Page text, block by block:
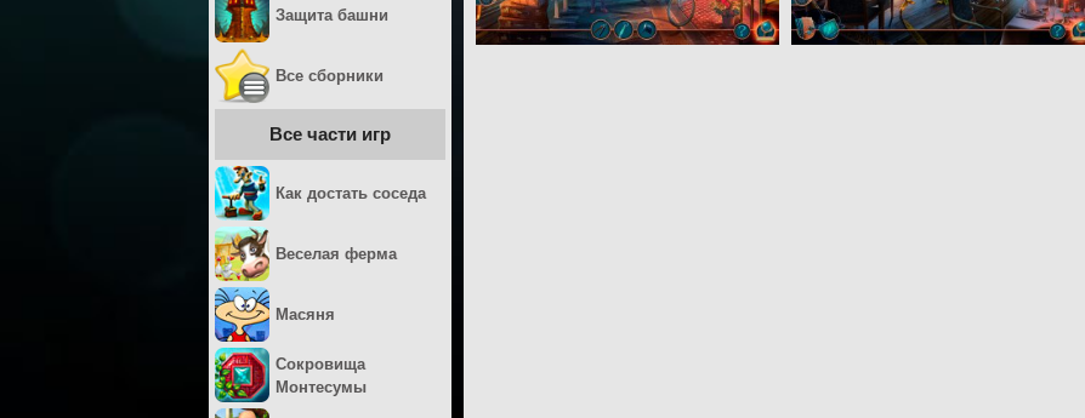
Защита башни
Все сборники
Все части игр
Как достать соседа
Веселая ферма
Масяня
Сокровища
Монтесумы